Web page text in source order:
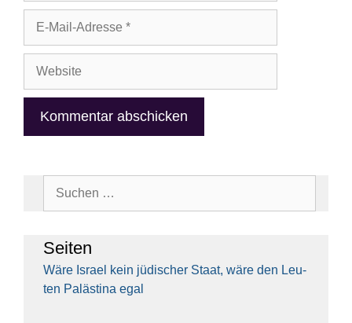
Adresse
Sei­ten
Wäre Isra­el kein jüdi­scher Staat, wäre den Leu­
ten Paläs­ti­na egal